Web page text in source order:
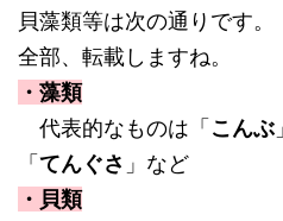
貝藻類等は次の通りです。
全部、転載しますね。
・藻類
代表的なものは「 こんぶ
「 てんぐさ 」など
・貝類